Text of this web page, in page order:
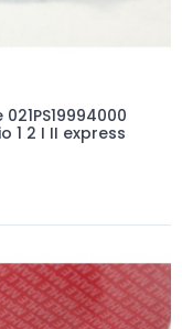
1 2 I II express